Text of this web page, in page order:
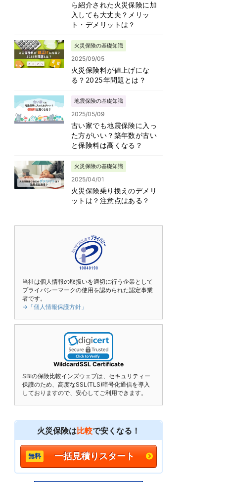
ら紹介された火災保険に加
入しても大丈夫？メリッ
ト・デメリットは？
火災保険の基礎知識
2025/09/05
火災保険料が値上げにな
る？2025年問題とは？
地震保険の基礎知識
2025/05/09
古い家でも地震保険に入っ
た方がいい？築年数が古い
と保険料は高くなる？
火災保険の基礎知識
2025/04/01
火災保険乗り換えのデメリ
ットは？注意点はある？
当社は個人情報の取扱いを適切に行う企業として
プライバシーマークの使用を認められた認定事業
者です。
→「個人情報保護方針」
WildcardSSL Certificate
SBIの保険比較インズウェブは、セキュリティー
保護のため、高度なSSL(TLS)暗号化通信を導入
しておりますので、安心してご利用できます。
火災保険は比較で安くなる！
一括見積りスタート